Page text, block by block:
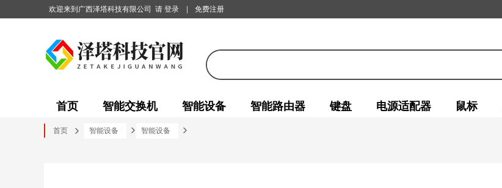
欢迎来到广西泽塔科技有限公司 请 登录 免费注册
首页 智能交换机 智能设备 智能路由器 键盘 电源适配器 鼠标
首页 智能设备 智能设备